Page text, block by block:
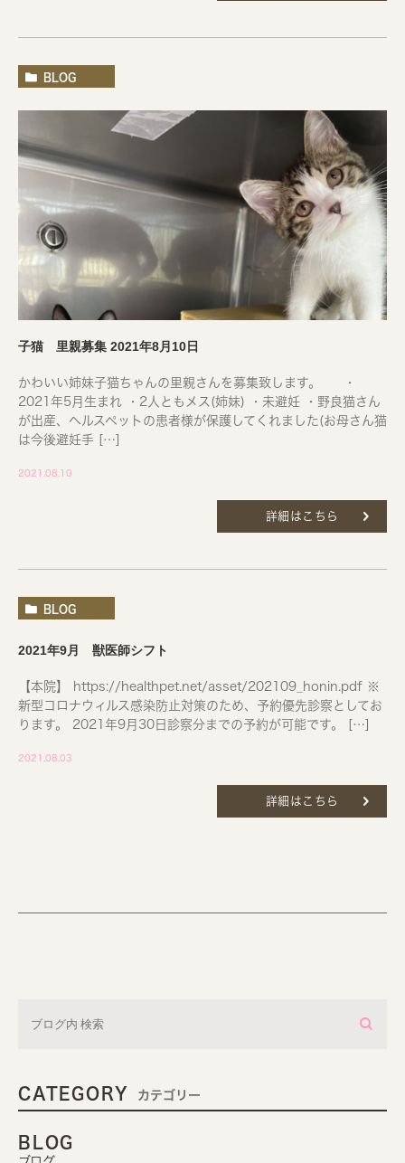
BLOG
子猫 里親募集 2021年8月10日
かわいい姉妹子猫ちゃんの里親さんを募集致します。 ・
2021年5月生まれ ・2人ともメス(姉妹) ・未避妊 ・野良猫さん
が出産、ヘルスペットの患者様が保護してくれました(お母さん猫
は今後避妊手 […]
2021.08.10
詳細はこちら
BLOG
2021年9月 獣医師シフト
【本院】 https://healthpet.net/asset/202109_honin.pdf ※
新型コロナウィルス感染防止対策のため、予約優先診察としてお
ります。 2021年9月30日診察分までの予約が可能です。 […]
2021.08.03
詳細はこちら
CATEGORY カテゴリー
BLOG